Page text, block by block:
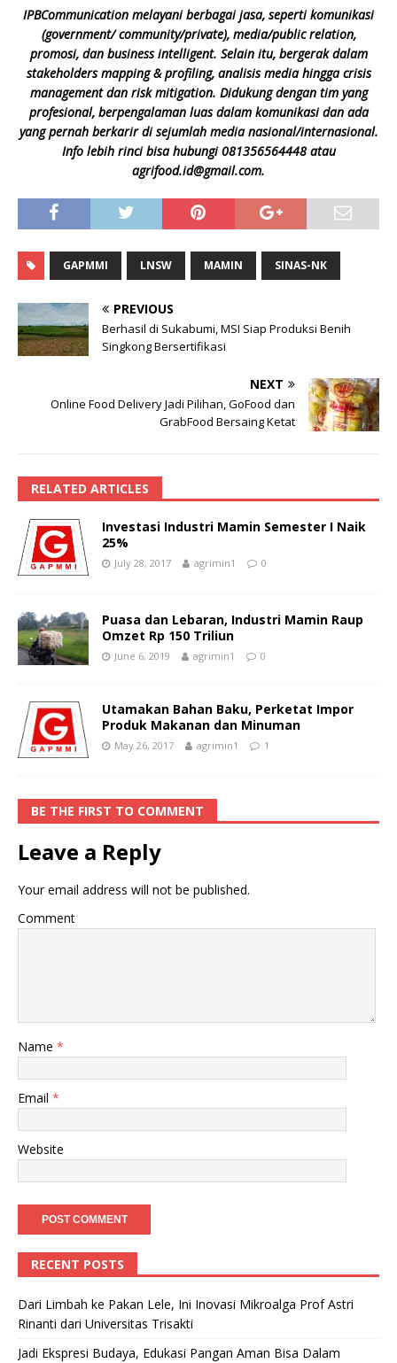
IPBCommunication melayani berbagai jasa, seperti komunikasi
(government/ community/private), media/public relation,
promosi, dan business intelligent. Selain itu, bergerak dalam
stakeholders mapping & profiling, analisis media hingga crisis
management dan risk mitigation. Didukung dengan tim yang
profesional, berpengalaman luas dalam komunikasi dan ada
yang pernah berkarir di sejumlah media nasional/internasional.
Info lebih rinci bisa hubungi 081356564448 atau
agrifood.id@gmail.com.
GAPMMI LNSW MAMIN SINAS-NK
PREVIOUS
Berhasil di Sukabumi, MSI Siap Produksi Benih
Singkong Bersertifikasi
NEXT
Online Food Delivery Jadi Pilihan, GoFood dan
GrabFood Bersaing Ketat
RELATED ARTICLES
Investasi Industri Mamin Semester I Naik
25%
July 28, 2017 agrimin1 0
Puasa dan Lebaran, Industri Mamin Raup
Omzet Rp 150 Triliun
June 6, 2019 agrimin1 0
Utamakan Bahan Baku, Perketat Impor
Produk Makanan dan Minuman
May 26, 2017 agrimin1 1
BE THE FIRST TO COMMENT
Leave a Reply
Your email address will not be published.
Comment
Name *
Email *
Website
RECENT POSTS
Dari Limbah ke Pakan Lele, Ini Inovasi Mikroalga Prof Astri
Rinanti dari Universitas Trisakti
Jadi Ekspresi Budaya, Edukasi Pangan Aman Bisa Dalam